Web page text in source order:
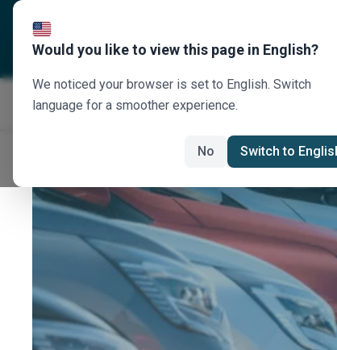
Σχετικά με εμάς
Would you like to view this page in English?
We noticed your browser is set to English. Switch
language for a smoother experience.
No Switch to